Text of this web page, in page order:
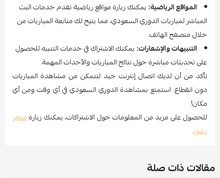
المواقع الرياضية: يمكنك زيارة مواقع رياضية تقدم خدمات البث
المباشر لمباريات الدوري السعودي، مما يتيح لك متابعة المباريات من
خلال متصفح الهاتف.
التنبيهات والإشعارات: يمكنك الاشتراك في خدمات التنبيه للحصول
على تحديثات مباشرة حول نتائج المباريات والأحداث المهمة.
تأكد من أن لديك اتصال إنترنت جيد لتتمكن من مشاهدة المباريات
دون انقطاع. استمتع بمشاهدة الدوري السعودي في أي وقت ومن أي
مكان!
للحصول على مزيد من المعلومات حول الاشتراكات، يمكنك زيارةمتجر
رشق.
مقالات ذات صلة